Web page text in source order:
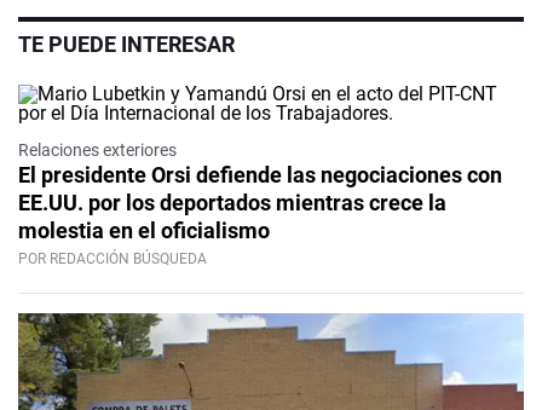
TE PUEDE INTERESAR
Relaciones exteriores
El presidente Orsi defiende las negociaciones con
EE.UU. por los deportados mientras crece la
molestia en el oficialismo
POR REDACCIÓN BÚSQUEDA